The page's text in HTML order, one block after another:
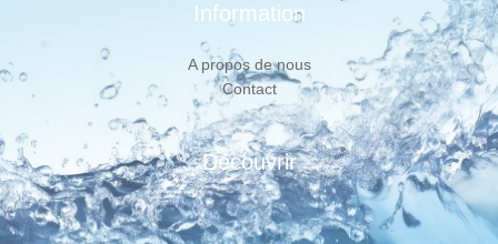
Information
A propos de nous
Contact
Découvrir